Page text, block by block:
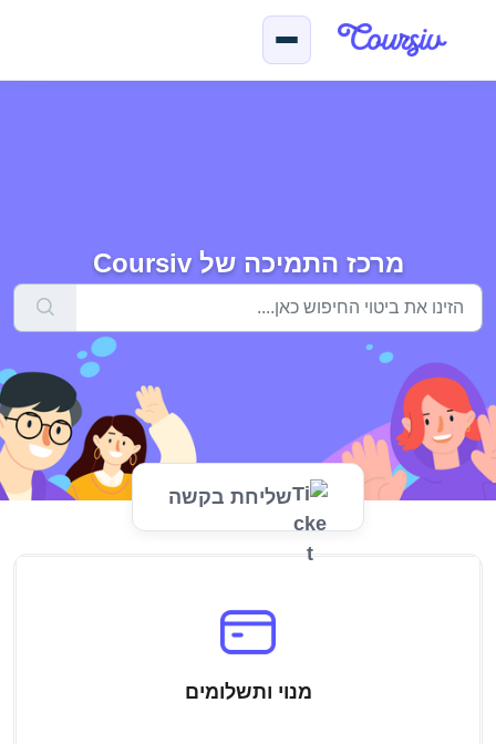
מרכז התמיכה של Coursiv
שליחת בקשה
מנוי ותשלומים